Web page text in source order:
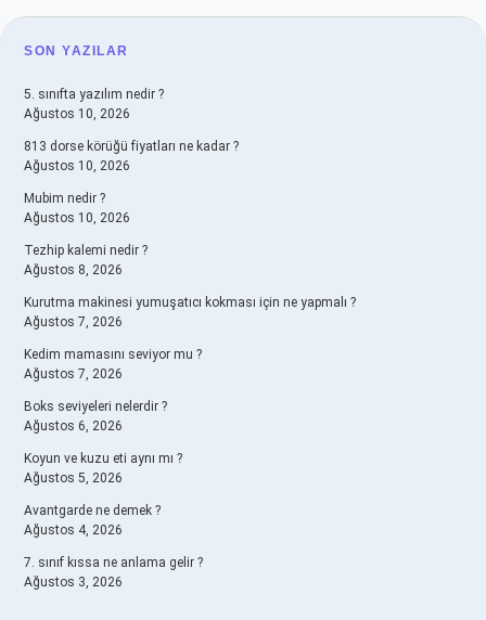
SIDEBAR
SON YAZILAR
5. sınıfta yazılım nedir ?
Ağustos 10, 2026
813 dorse körüğü fiyatları ne kadar ?
Ağustos 10, 2026
Mubim nedir ?
Ağustos 10, 2026
Tezhip kalemi nedir ?
Ağustos 8, 2026
Kurutma makinesi yumuşatıcı kokması için ne yapmalı ?
Ağustos 7, 2026
Kedim mamasını seviyor mu ?
Ağustos 7, 2026
Boks seviyeleri nelerdir ?
Ağustos 6, 2026
Koyun ve kuzu eti aynı mı ?
Ağustos 5, 2026
Avantgarde ne demek ?
Ağustos 4, 2026
7. sınıf kıssa ne anlama gelir ?
Ağustos 3, 2026